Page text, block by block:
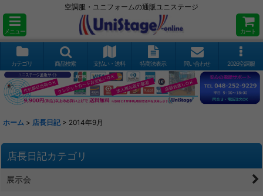
空調服・ユニフォームの通販ユニステージ
メニュー カート
カテゴリ 商品検索 支払い・送料 特商法表示 問い合わせ 2026空調服
ホーム > 店長日記 > 2014年9月
店長日記カテゴリ
展示会